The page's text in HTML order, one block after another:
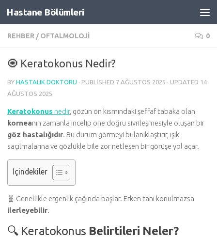
Skip to content
Hastane Bölümleri
REHBER / OFTALMOLOJI 0
🧿 Keratokonus Nedir?
BY HASTALIK DOKTORU · PUBLISHED 7 AĞUSTOS 2025 · UPDATED 14
AĞUSTOS 2025
Keratokonus nedir, gözün ön kısmındaki şeffaf tabaka olan
korneanın zamanla incelip öne doğru sivrileşmesiyle oluşan bir
göz hastalığıdır. Bu durum görmeyi bulanıklaştırır, ışık
saçılmalarına ve gözlükle bile zor netleşen bir görüşe yol açar.
İçindekiler
🧬 Genellikle ergenlik çağında başlar. Erken tanı konulmazsa
ilerleyebilir.
🔍 Keratokonus Belirtileri Neler?